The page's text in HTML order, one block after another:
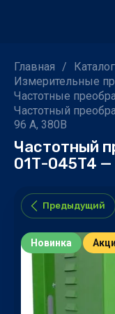
Главная /
Измерительные
Частотные
Частотный
96 А, 380В
Частотный
01Т-045T4 —
Предыдущий
Новинка